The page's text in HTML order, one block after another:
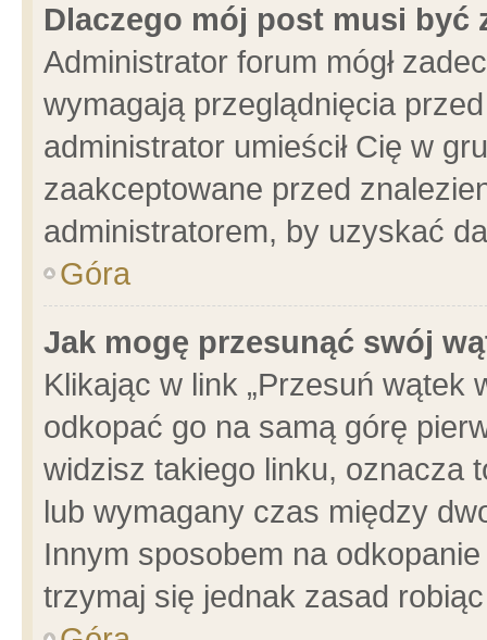
Dlaczego mój post musi być
Administrator forum mógł
wymagają przeglądnięcia
administrator umieścił Cię w
zaakceptowane przed
administratorem, by uzyskać
Góra
Jak mogę przesunąć swój
Klikając w link „Przesuń wątek
odkopać go na samą górę
widzisz takiego linku, oznacza
lub wymagany czas między
Innym sposobem na
trzymaj się jednak zasad